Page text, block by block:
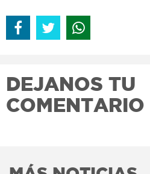
DEJANOS TU
COMENTARIO